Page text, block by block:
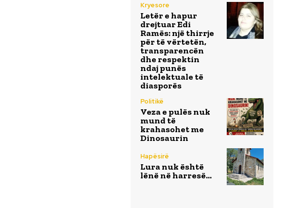
Kryesore
Letër e hapur
drejtuar Edi
Ramës: një thirrje
për të vërtetën,
transparencën
dhe respektin
ndaj punës
intelektuale të
diasporës
Politikë
Veza e pulës nuk
mund të
krahasohet me
Dinosaurin
Hapësirë
Lura nuk është
lënë në harresë…